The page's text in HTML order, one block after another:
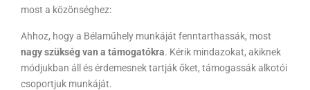
most a közönséghez:
Ahhoz, hogy a Bélaműhely munkáját fenntarthassák, most
nagy szükség van a támogatókra. Kérik mindazokat, akiknek
módjukban áll és érdemesnek tartják őket, támogassák alkotói
csoportjuk munkáját.